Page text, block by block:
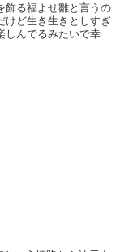
飾る福よせ雛と言うの
けど生き生きとしすぎ
んでるみたいで幸せ